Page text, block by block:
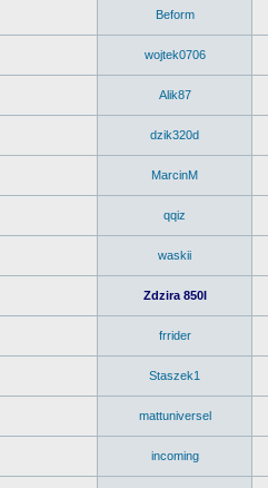
Beform
wojtek0706
Alik87
dzik320d
MarcinM
qqiz
waskii
Zdzira 850I
frrider
Staszek1
mattuniversel
incoming